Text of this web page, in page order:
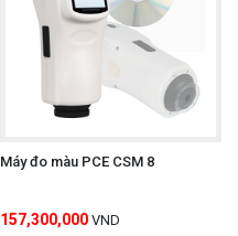
Máy đo màu PCE CSM 8
157,300,000 VND